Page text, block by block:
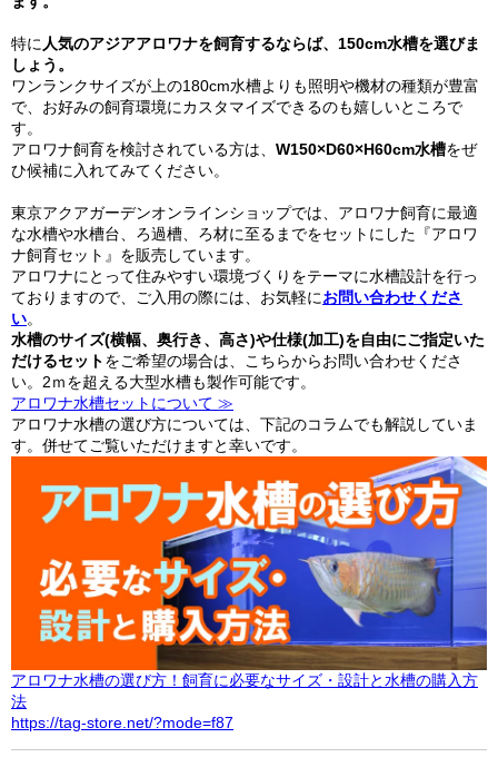
特に 人気のアジアアロワナを飼育するならば、150cm水槽を選びま
しょう。
ワンランクサイズが上の180cm水槽よりも照明や機材の種類が豊富
で、お好みの飼育環境にカスタマイズできるのも嬉しいところで
す。
アロワナ飼育を検討されている方は、 W150×D60×H60cm水槽をぜ
ひ候補に入れてみてください。
東京アクアガーデンオンラインショップでは、アロワナ飼育に最適
な水槽や水槽台、ろ過槽、ろ材に至るまでをセットにした『アロワ
ナ飼育セット』を販売しています。
アロワナにとって住みやすい環境づくりをテーマに水槽設計を行っ
ておりますので、ご入用の際には、お気軽にお問い合わせくださ
い。
水槽のサイズ(横幅、奥行き、高さ)や仕様(加工)を自由にご指定いた
だけるセットをご希望の場合は、こちらからお問い合わせくださ
い。2ｍを超える大型水槽も製作可能です。
アロワナ水槽セットについて ≫
アロワナ水槽の選び方については、下記のコラムでも解説していま
す。併せてご覧いただけますと幸いです。
アロワナ水槽の選び方！飼育に必要なサイズ・設計と水槽の購入方
法
https://tag-store.net/?mode=f87